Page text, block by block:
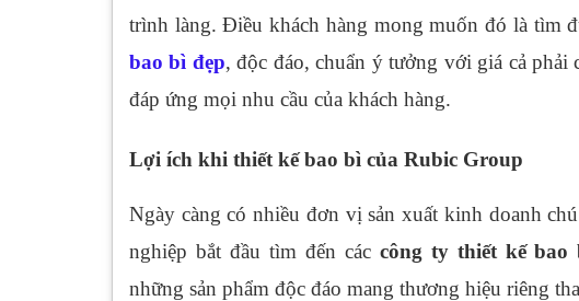
trình làng. Điều khách hàng mong muốn đó là tìm
bao bì đẹp, độc đáo, chuẩn ý tưởng với giá cả
đáp ứng mọi nhu cầu của khách hàng.
Lợi ích khi thiết kế bao bì của Rubic Group
Ngày càng có nhiều đơn vị sản xuất kinh doanh
nghiệp bắt đầu tìm đến các công ty thiết kế bao
những sản phẩm độc đáo mang thương hiệu riêng